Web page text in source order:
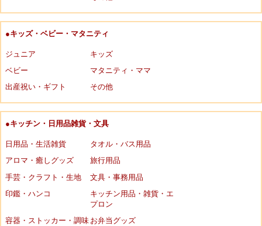
●キッズ・ベビー・マタニティ
ジュニア
キッズ
ベビー
マタニティ・ママ
出産祝い・ギフト
その他
●キッチン・日用品雑貨・文具
日用品・生活雑貨
タオル・バス用品
アロマ・癒しグッズ
旅行用品
手芸・クラフト・生地
文具・事務用品
印鑑・ハンコ
キッチン用品・雑貨・エ
プロン
容器・ストッカー・調味 お弁当グッズ